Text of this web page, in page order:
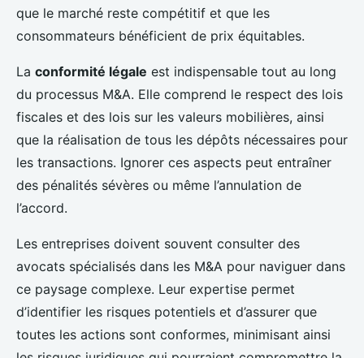
que le marché reste compétitif et que les
consommateurs bénéficient de prix équitables.
La conformité légale est indispensable tout au long
du processus M&A. Elle comprend le respect des lois
fiscales et des lois sur les valeurs mobilières, ainsi
que la réalisation de tous les dépôts nécessaires pour
les transactions. Ignorer ces aspects peut entraîner
des pénalités sévères ou même l’annulation de
l’accord.
Les entreprises doivent souvent consulter des
avocats spécialisés dans les M&A pour naviguer dans
ce paysage complexe. Leur expertise permet
d’identifier les risques potentiels et d’assurer que
toutes les actions sont conformes, minimisant ainsi